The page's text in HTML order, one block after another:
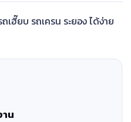
เฮี๊ยบ รถเครน ระยอง ได้ง่าย
าน